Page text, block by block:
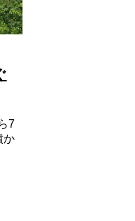
7
か